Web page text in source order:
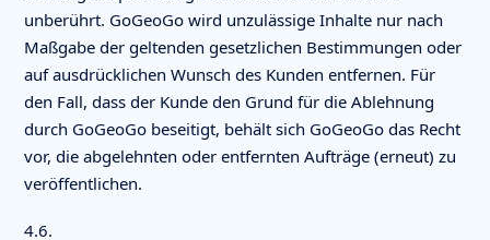
unberührt. GoGeoGo wird unzulässige Inhalte nur nach
Maßgabe der geltenden gesetzlichen Bestimmungen oder
auf ausdrücklichen Wunsch des Kunden entfernen. Für
den Fall, dass der Kunde den Grund für die Ablehnung
durch GoGeoGo beseitigt, behält sich GoGeoGo das Recht
vor, die abgelehnten oder entfernten Aufträge (erneut) zu
veröffentlichen.
4.6.